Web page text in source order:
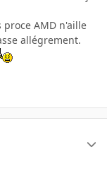
AMD n'aille
allégrement.